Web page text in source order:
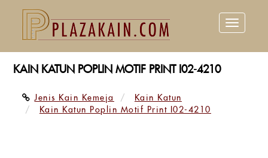
Toggle
navigation
KAIN KATUN POPLIN MOTIF PRINT I02-4210
Jenis Kain Kemeja
Kain Katun
Kain Katun Poplin Motif Print I02-4210